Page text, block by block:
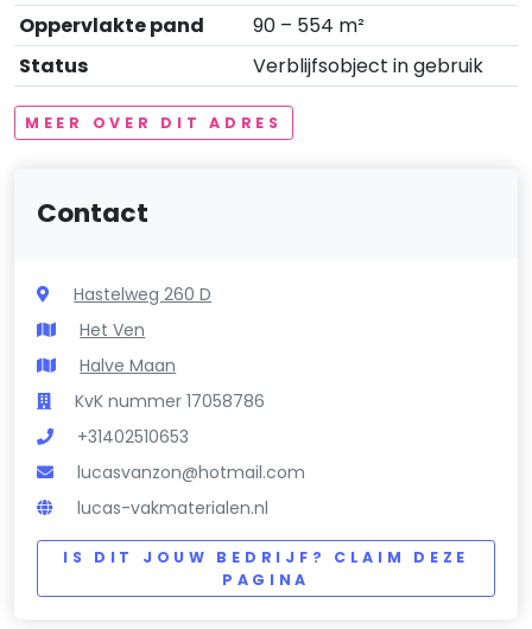
Oppervlakte pand
90 – 554 m²
Status
Verblijfsobject in gebruik
MEER OVER DIT ADRES
Contact
Hastelweg 260 D
Het Ven
Halve Maan
KvK nummer 17058786
+31402510653
lucasvanzon@hotmail.com
lucas-vakmaterialen.nl
IS DIT JOUW BEDRIJF? CLAIM DEZE
PAGINA